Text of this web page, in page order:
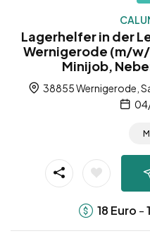
Lagerhelfer in der
Wernigerode (m/
Minijob,
38855 Wernigerode,
18 Euro -